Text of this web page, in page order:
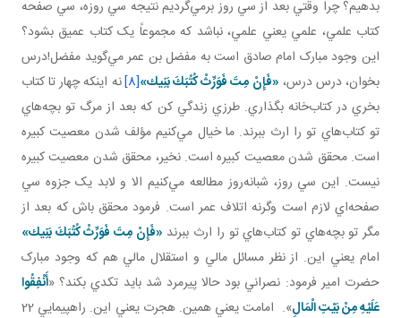
بدهيم؟ چرا وقتي بعد از سي روز برمي‌گرديم نتيجه سي روزه، سي صفحه
کتاب علمي، علمي يعني علمي، نباشد که مجموعاً يک کتاب عميق بشود؟
اين وجود مبارک امام صادق است به مفضل بن عمر مي‌گويد مفضل!درس
بخوان، درس درس، «فَإِنْ مِتَ‏ فَوَرِّثْ‏ كُتُبَكَ‏ بَنِيك‏»[8]
نه اينکه چهار تا کتاب
بخري در کتاب‌خانه بگذاري. طرزي زندگي کن که بعد از مرگ تو بچه‌هاي
تو کتاب‌هاي تو را ارث ببرند. ما خيال مي‌کنيم مؤلف شدن معصيت کبيره
است. محقق شدن معصيت کبيره است. نخير، محقق شدن معصيت کبيره
نيست. اين سي روز، شبانه‌روز مطالعه مي‌کنيم الا و لابد يک جزوه سي
صفحه‌اي لازم است وگرنه اتلاف عمر است. فرمود محقق باش که بعد از
مگر تو بچه‌هاي تو کتاب‌هاي تو را ارث ببرند «فَإِنْ مِتَ‏ فَوَرِّثْ‏ كُتُبَكَ‏ بَنِيك‏»
امام يعني اين. از نظر مسائل مالي و استقلال مالي هم که وجود مبارک
حضرت امير فرمود: نصراني بود حالا پيرمرد شد بايد تکدي بکند؟ «أَنْفِقُوا
عَلَيْهِ مِنْ بَيْتِ الْمَالِ
». امامت يعني همين. هجرت يعني اين. راهپيمايي 22